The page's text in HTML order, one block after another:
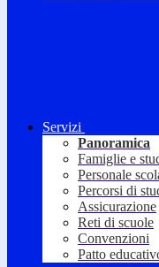
Servizi
Panoramica
Famiglie e
Personale
Percorsi di
Assicurazione
Reti di scuole
Convenzioni
Patto